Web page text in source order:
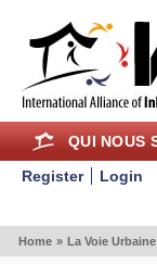
QUI NOUS
Register
Login
Home » La Voie Urbaine